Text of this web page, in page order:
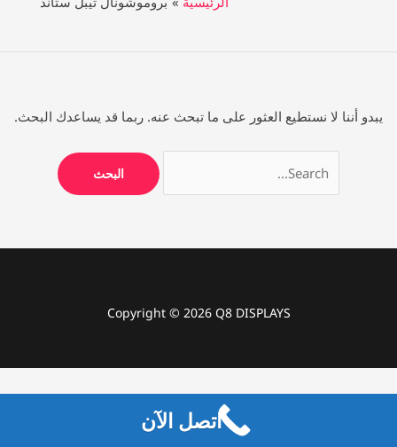
يبدو أننا لا نستطيع العثور على ما تبحث عنه. ربما قد يساعدك البحث.
Copyright © 2026 Q8 DISPLAYS
اتصل الآن